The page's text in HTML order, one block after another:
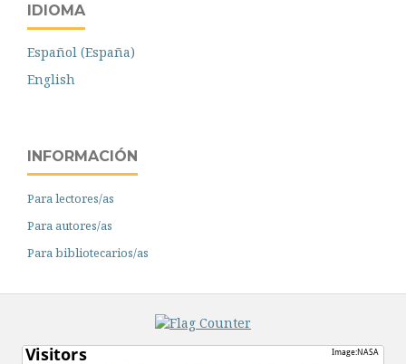
IDIOMA
Español (España)
English
INFORMACIÓN
Para lectores/as
Para autores/as
Para bibliotecarios/as